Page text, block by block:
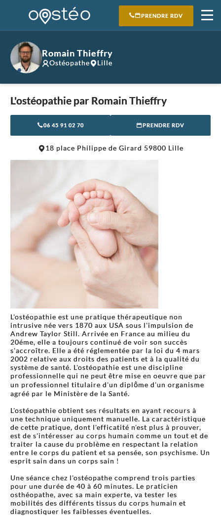
PRENDRE RDV
Romain Thieffry
Ostéopathe Lille
L'ostéopathie par Romain Thieffry
06 45 91 02 70 PRENDRE RDV
+
18 place Philippe de Girard 59800 Lille
L'ostéopathie est une pratique thérapeutique non
intrusive née vers 1870 aux USA sous l'impulsion de
Andrew Taylor Still. Arrivée en France au milieu du
20éme, elle a toujours continué de voir son succès
s'accroître. Elle a été réglementée par la loi du 4 mars
2002 relative aux droits des patients et à la qualité du
système de santé. L'ostéopathie est une discipline
professionnelle qui ne peut être mise en oeuvre que par
un professionnel titulaire d'un diplôme d'un organisme
agréé par le Ministère de la Santé.
L'ostéopathie obtient ses résultats en ayant recours à
une technique uniquement manuelle. La caractéristique
de cette pratique, dont l'efficatité n'est plus à prouver,
est de s'intéresser au corps humain comme un tout et de
traiter la cause du problème en respectant la relation
entre le corps du patient et sa pensée, son psychisme. Un
esprit sain dans un corps sain !
Une séance chez l'ostéopathe comprend trois parties
pour une durée de 40 à 60 minutes. Le praticien
osthéopathe, avec sa main experte, va tester les
mobilités des différents tissus du corps humain et
diagnostiquer les faiblesses éventuelles.